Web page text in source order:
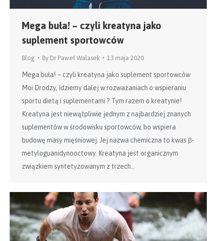
Mega buła! – czyli kreatyna jako
suplement sportowców
Blog By Dr Paweł Walasek 13 maja 2020
Mega buła! – czyli kreatyna jako suplement sportowców
Moi Drodzy, Idziemy dalej w rozważaniach o wspieraniu
sportu dietą i suplementami ? Tym razem o kreatynie!
Kreatyna jest niewątpliwie jednym z najbardziej znanych
suplementów w środowisku sportowców, bo wspiera
budowę masy mięśniowej. Jej nazwa chemiczna to kwas β-
metyloguanidynooctowy. Kreatyna jest organicznym
związkiem syntetyzowanym z trzech…